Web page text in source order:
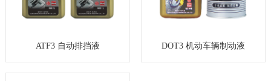
ATF3 自动排挡液 DOT3 机动车辆制动液